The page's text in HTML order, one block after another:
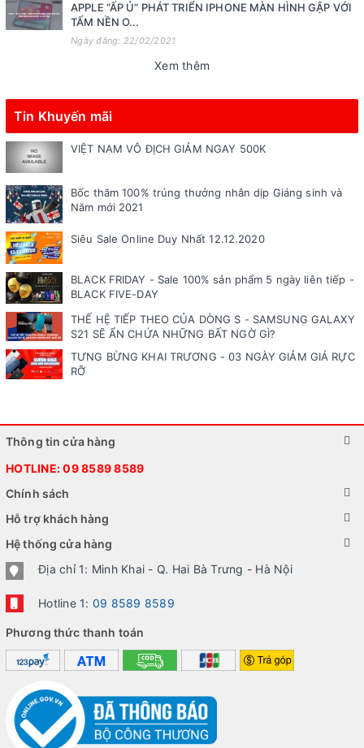
APPLE “ẤP Ủ” PHÁT TRIỂN IPHONE MÀN HÌNH GẬP VỚI
TẤM NỀN O...
Ngày đăng: 22/02/2021
Xem thêm
Tin Khuyến mãi
VIỆT NAM VÔ ĐỊCH GIẢM NGAY 500K
Bốc thăm 100% trúng thưởng nhân dịp Giáng sinh và
Năm mới 2021
Siêu Sale Online Duy Nhất 12.12.2020
BLACK FRIDAY - Sale 100% sản phẩm 5 ngày liên tiếp -
BLACK FIVE-DAY
THẾ HỆ TIẾP THEO CỦA DÒNG S - SAMSUNG GALAXY
S21 SẼ ẨN CHỨA NHỮNG BẤT NGỜ GÌ?
TƯNG BỪNG KHAI TRƯƠNG - 03 NGÀY GIẢM GIÁ RỰC
RỠ
Thông tin cửa hàng
HOTLINE:09 8589 8589
Chính sách
Hỗ trợ khách hàng
Hệ thống cửa hàng
Địa chỉ 1: Minh Khai - Q. Hai Bà Trưng - Hà Nội
Hotline 1: 09 8589 8589
Phương thức thanh toán